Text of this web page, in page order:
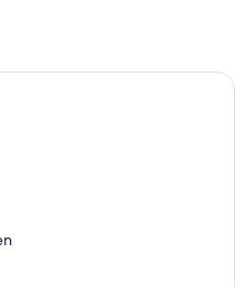
Hotelzimmer mit einem großen